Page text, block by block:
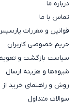
درباره ما
تماس با ما
قوانین و مقررات
حریم خصوصی کاربران
سیاست بازگشت و
شیوه‌ها و هزینه ارسال
روش و راهنمای خرید
سوالات متداول